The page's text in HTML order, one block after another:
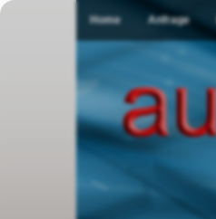
Home Anfrage